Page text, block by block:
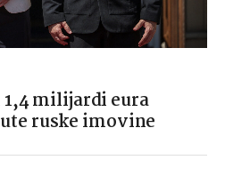
milijardi eura
ruske imovine